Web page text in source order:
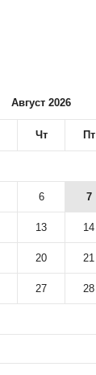
Август 2026
Чт Пт
6 7
13 14
20 21
27 28